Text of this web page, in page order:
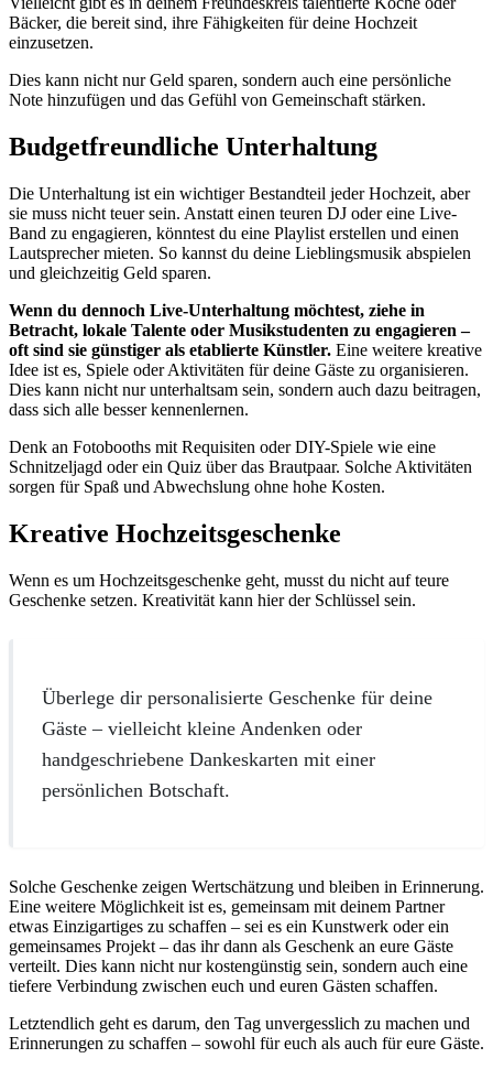
Bäcker, die bereit sind, ihre Fähigkeiten für deine Hochzeit
einzusetzen.
Dies kann nicht nur Geld sparen, sondern auch eine persönliche
Note hinzufügen und das Gefühl von Gemeinschaft stärken.
Budgetfreundliche Unterhaltung
Die Unterhaltung ist ein wichtiger Bestandteil jeder Hochzeit, aber
sie muss nicht teuer sein. Anstatt einen teuren DJ oder eine Live-
Band zu engagieren, könntest du eine Playlist erstellen und einen
Lautsprecher mieten. So kannst du deine Lieblingsmusik abspielen
und gleichzeitig Geld sparen.
Wenn du dennoch Live-Unterhaltung möchtest, ziehe in
Betracht, lokale Talente oder Musikstudenten zu engagieren –
oft sind sie günstiger als etablierte Künstler. Eine weitere kreative
Idee ist es, Spiele oder Aktivitäten für deine Gäste zu organisieren.
Dies kann nicht nur unterhaltsam sein, sondern auch dazu beitragen,
dass sich alle besser kennenlernen.
Denk an Fotobooths mit Requisiten oder DIY-Spiele wie eine
Schnitzeljagd oder ein Quiz über das Brautpaar. Solche Aktivitäten
sorgen für Spaß und Abwechslung ohne hohe Kosten.
Kreative Hochzeitsgeschenke
Wenn es um Hochzeitsgeschenke geht, musst du nicht auf teure
Geschenke setzen. Kreativität kann hier der Schlüssel sein.
Überlege dir personalisierte Geschenke für deine
Gäste – vielleicht kleine Andenken oder
handgeschriebene Dankeskarten mit einer
persönlichen Botschaft.
Solche Geschenke zeigen Wertschätzung und bleiben in Erinnerung.
Eine weitere Möglichkeit ist es, gemeinsam mit deinem Partner
etwas Einzigartiges zu schaffen – sei es ein Kunstwerk oder ein
gemeinsames Projekt – das ihr dann als Geschenk an eure Gäste
verteilt. Dies kann nicht nur kostengünstig sein, sondern auch eine
tiefere Verbindung zwischen euch und euren Gästen schaffen.
Letztendlich geht es darum, den Tag unvergesslich zu machen und
Erinnerungen zu schaffen – sowohl für euch als auch für eure Gäste.